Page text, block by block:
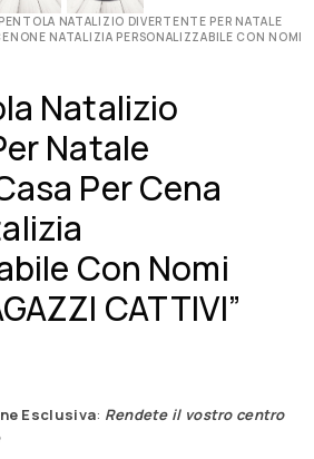
NATALIZIO DIVERTENTE PER NATALE
NATALIZIA PERSONALIZZABILE CON NOMI
Natalizio
Natale
Per Cena
Con Nomi
CATTIVI”
Esclusiva: Rendete il vostro centro